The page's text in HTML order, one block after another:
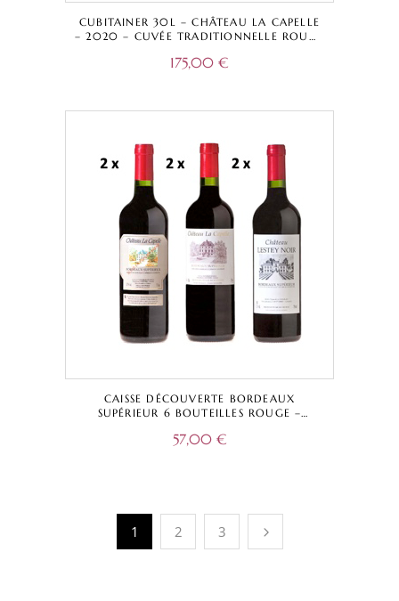
CUBITAINER 30L – CHÂTEAU LA CAPELLE
– 2020 – CUVÉE TRADITIONNELLE ROUGE
175,00 €
CAISSE DÉCOUVERTE BORDEAUX
SUPÉRIEUR 6 BOUTEILLES ROUGE –
CUVÉE CAPELLA + CHÂTEAU LESTEY NOIR57,00 €
1 2 3